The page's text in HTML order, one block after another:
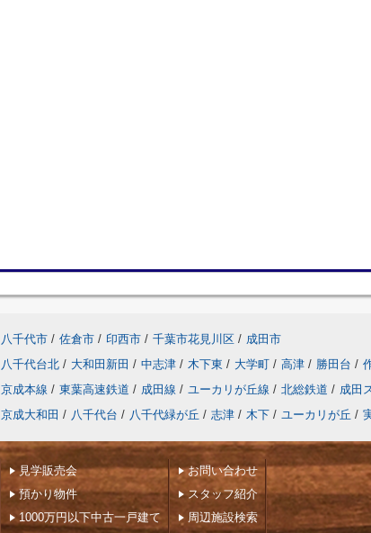
八千代市 / 佐倉市 / 印西市 / 千葉市花見川区 / 成田市
八千代台北 / 大和田新田 / 中志津 / 木下東 / 大学町 / 高津 / 勝田台 /
京成本線 / 東葉高速鉄道 / 成田線 / ユーカリが丘線 / 北総鉄道 / 成田
京成大和田 / 八千代台 / 八千代緑が丘 / 志津 / 木下 / ユーカリが丘 /
見学販売会
預かり物件
1000万円以下中古一戸建て
お問い合わせ
スタッフ紹介
周辺施設検索